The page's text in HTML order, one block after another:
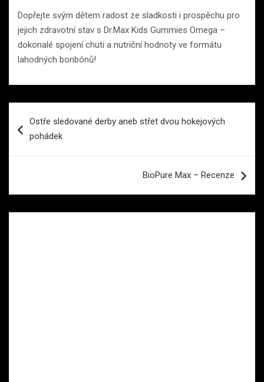
Dopřejte svým dětem radost ze sladkosti i prospěchu pro
jejich zdravotní stav s Dr.Max Kids Gummies Omega –
dokonalé spojení chuti a nutriční hodnoty ve formátu
lahodných bonbónů!
proOstře sledované derby aneb střet dvou hokejových
pohádek
BioPure Max – Recenze